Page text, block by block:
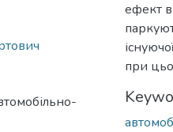
ефект
при